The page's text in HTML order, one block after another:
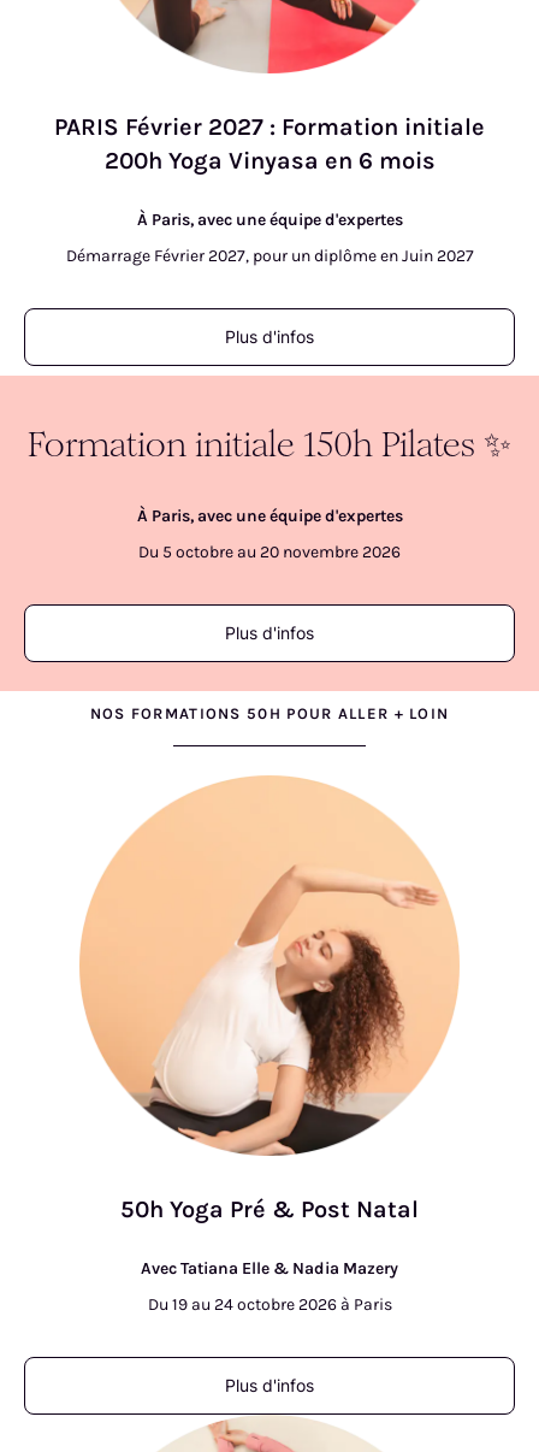
PARIS Février 2027 : Formation initiale
200h Yoga Vinyasa en 6 mois
À Paris, avec une équipe d'expertes
Démarrage Février 2027, pour un diplôme en Juin 2027
Plus d'infos
Formation initiale 150h Pilates ✨
À Paris, avec une équipe d'expertes
Du 5 octobre au 20 novembre 2026
Plus d'infos
NOS FORMATIONS 50H POUR ALLER + LOIN
50h Yoga Pré & Post Natal
Avec Tatiana Elle & Nadia Mazery
Du 19 au 24 octobre 2026 à Paris
Plus d'infos